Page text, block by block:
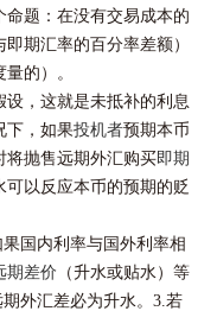
题：在没有交易成本的
期汇率的百分率差额）
的）。
，这就是未抵补的利息
下，如果投机者预期本币
将抛售远期外汇购买即期
以反应本币的预期的贬
国内利率与国外利率相
期差价 （升水或贴水）等
外汇差必为升水。3.若